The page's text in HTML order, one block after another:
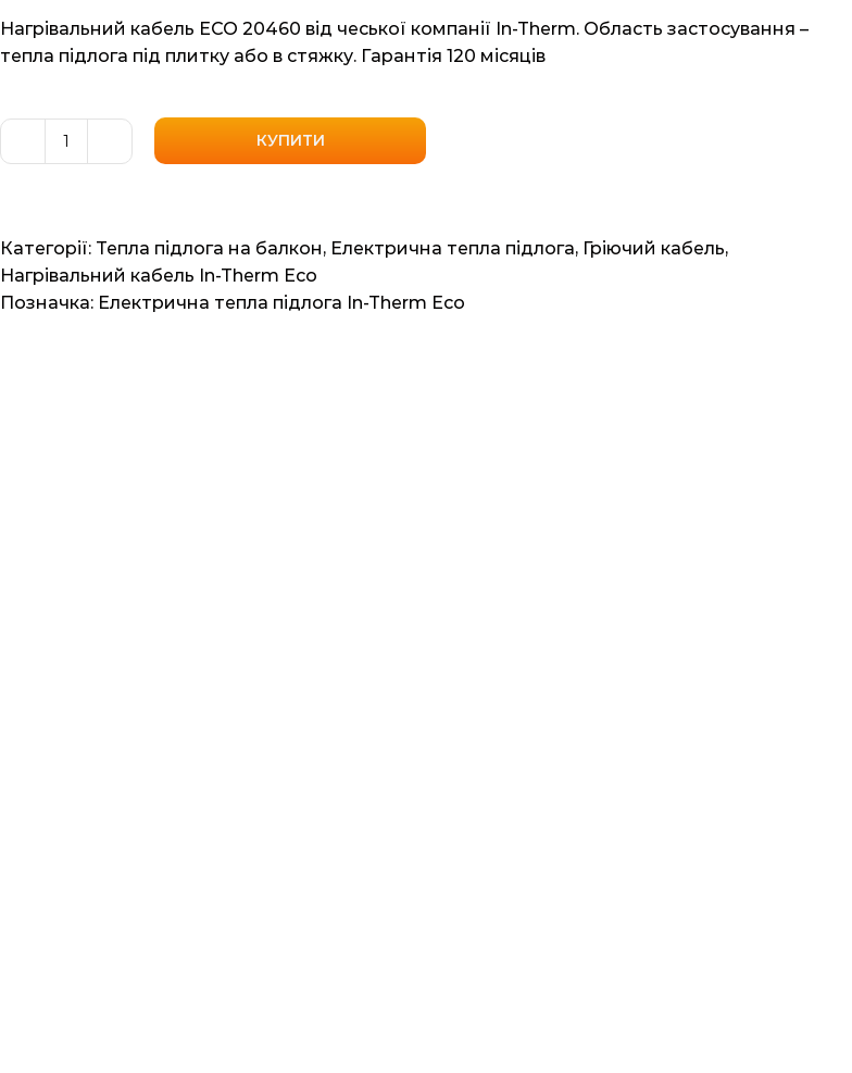
Нагрівальний кабель ECO 20460 від чеської компанії In-Therm. Область застосування –
тепла підлога під плитку або в стяжку. Гарантія 120 місяців
Нагрівальний
Eco
КУПИТИ
Категорії: Тепла підлога на балкон, Електрична тепла підлога, Гріючий кабель,
Нагрівальний кабель In-Therm Eco
Позначка: Електрична тепла підлога In-Therm Eco